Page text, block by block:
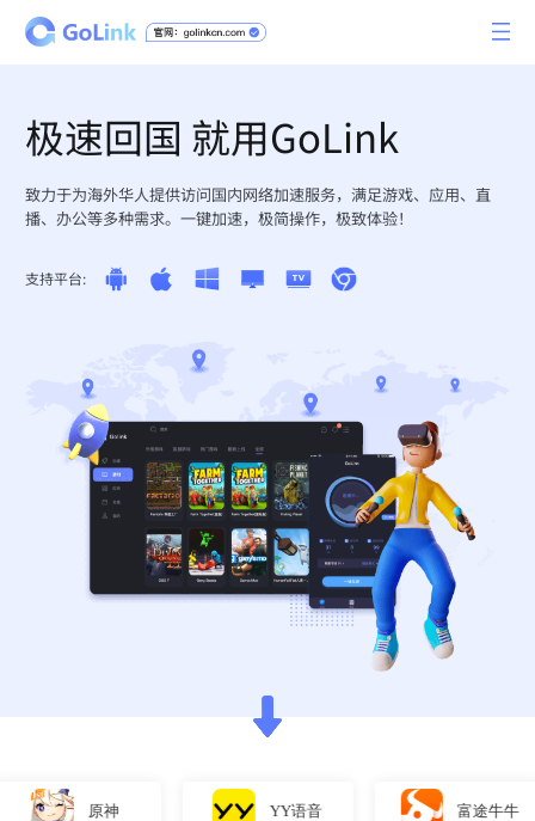
极速回国 就用GoLink
致力于为海外华人提供访问国内网络加速服务，满足游戏、应用、直
播、办公等多种需求。一键加速，极简操作，极致体验！
支持平台:
原神 YY语音 富途牛牛